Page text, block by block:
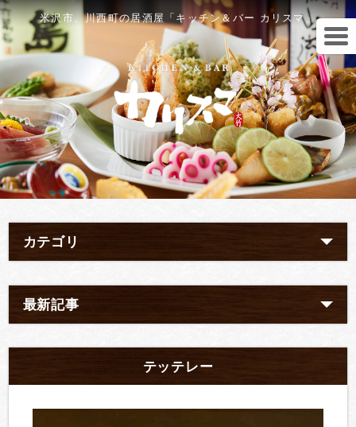
米沢市、川西町の居酒屋「キッチン＆バー カリスマ」
カテゴリ
最新記事
テッテレー